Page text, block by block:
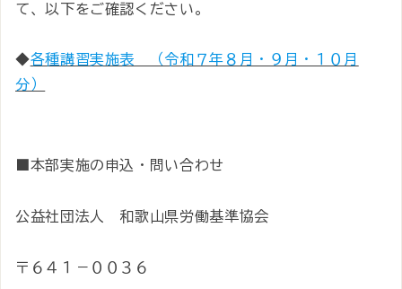
て、以下をご確認ください。
◆各種講習実施表 （令和７年８月・９月・１０月
分）
■本部実施の申込・問い合わせ
公益社団法人 和歌山県労働基準協会
〒６４１－００３６